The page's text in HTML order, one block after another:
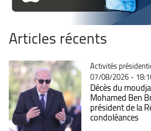
Articles récents
Catégorie
Activités
07/08/2026 -
Décès du
Mohamed Ben
président de la
condoléances